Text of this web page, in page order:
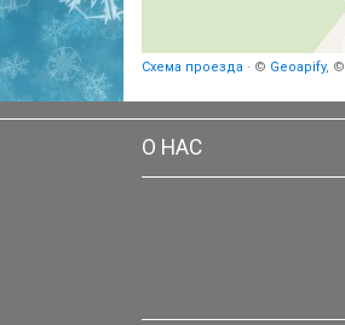
Схема проезда · © Geoapify, ©
О НАС